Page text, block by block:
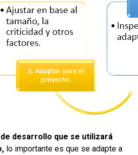
desarrollo que se utilizará
lo importante es que se adapte a